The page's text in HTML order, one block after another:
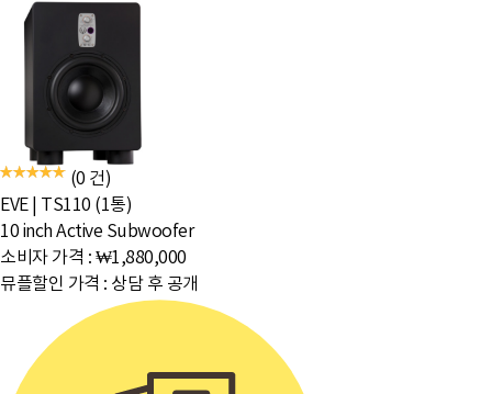
(0 건)
EVE
TS110 (1통)
10 inch Active Subwoofer
소비자 가격 : ₩1,880,000
뮤플할인 가격 : 상담 후 공개